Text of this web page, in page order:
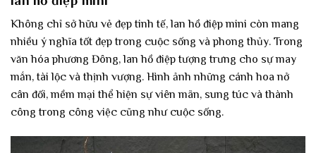
Không chỉ sở hữu vẻ đẹp tinh tế, lan hồ điệp mini còn mang
nhiều ý nghĩa tốt đẹp trong cuộc sống và phong thủy. Trong
văn hóa phương Đông, lan hồ điệp tượng trưng cho sự may
mắn, tài lộc và thịnh vượng. Hình ảnh những cánh hoa nở
cân đối, mềm mại thể hiện sự viên mãn, sung túc và thành
công trong công việc cũng như cuộc sống.